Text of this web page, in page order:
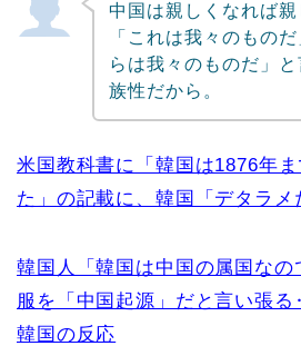
中国は親しくなれば
「これは我々のもの
らは我々のものだ」
族性だから。
米国教科書に「韓国は1876年
た」の記載に、韓国「デタラメ
韓国人「韓国は中国の属国なの
服を「中国起源」だと言い張
韓国の反応